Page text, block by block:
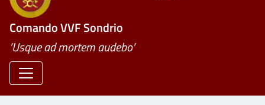
Comando VVF Sondrio
’Usque ad mortem audebo’